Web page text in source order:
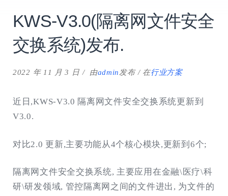
EXPAND
KWS-V3.0(隔离网文件安全
交换系统)发布.
2022 年 11 月 3 日 由admin发布 在行业方案
近日,KWS-V3.0 隔离网文件安全交换系统更新到
V3.0.
对比2.0 更新,主要功能从4个核心模块,更新到6个;
隔离网文件安全交换系统, 主要应用在金融\医疗\科
研\研发领域, 管控隔离网之间的文件进出, 为文件的